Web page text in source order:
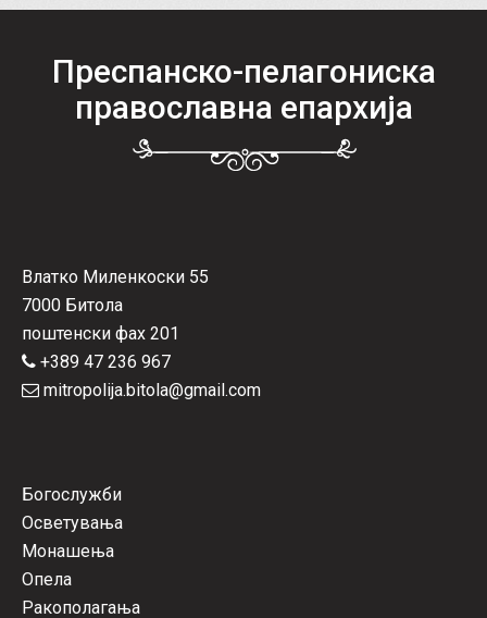
Преспанско-пелагониска
православна епархија
Влатко Миленкоски 55
7000 Битола
поштенски фах 201
+389 47 236 967
mitropolija.bitola@gmail.com
Богослужби
Осветувања
Монашења
Опела
Ракополагања